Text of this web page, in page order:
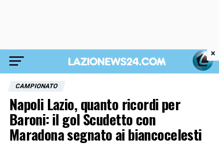
CAMPIONATO
Napoli Lazio, quanto ricordi per
Baroni: il gol Scudetto con
Maradona segnato ai biancocelesti
×